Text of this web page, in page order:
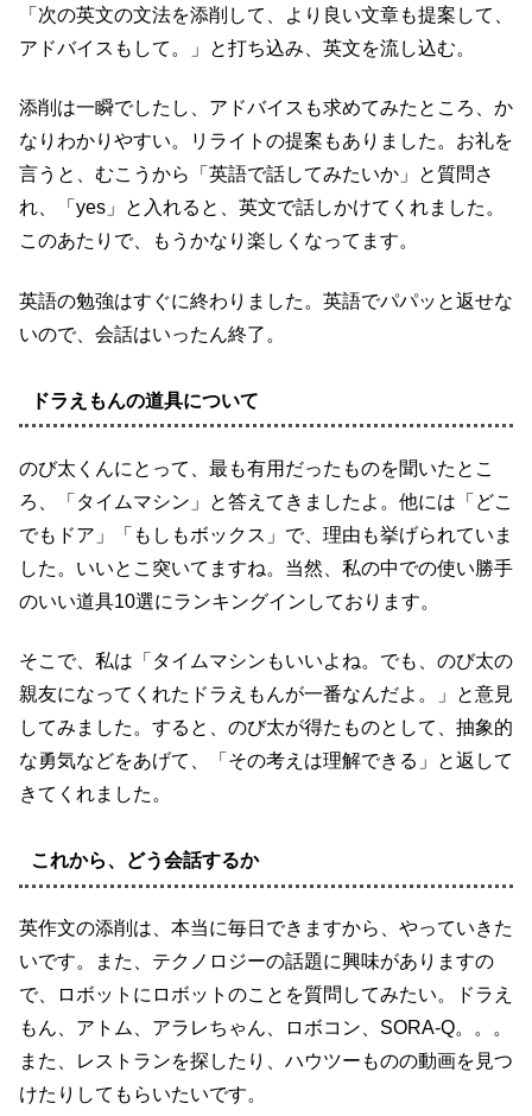
「次の英文の文法を添削して、より良い文章も提案して、
アドバイスもして。」と打ち込み、英文を流し込む。
添削は一瞬でしたし、アドバイスも求めてみたところ、か
なりわかりやすい。リライトの提案もありました。お礼を
言うと、むこうから「英語で話してみたいか」と質問さ
れ、「yes」と入れると、英文で話しかけてくれました。
このあたりで、もうかなり楽しくなってます。
英語の勉強はすぐに終わりました。英語でパパッと返せな
いので、会話はいったん終了。
ドラえもんの道具について
のび太くんにとって、最も有用だったものを聞いたとこ
ろ、「タイムマシン」と答えてきましたよ。他には「どこ
でもドア」「もしもボックス」で、理由も挙げられていま
した。いいとこ突いてますね。当然、私の中での使い勝手
のいい道具10選にランキングインしております。
そこで、私は「タイムマシンもいいよね。でも、のび太の
親友になってくれたドラえもんが一番なんだよ。」と意見
してみました。すると、のび太が得たものとして、抽象的
な勇気などをあげて、「その考えは理解できる」と返して
きてくれました。
これから、どう会話するか
英作文の添削は、本当に毎日できますから、やっていきた
いです。また、テクノロジーの話題に興味がありますの
で、ロボットにロボットのことを質問してみたい。ドラえ
もん、アトム、アラレちゃん、ロボコン、SORA-Q。。。
また、レストランを探したり、ハウツーものの動画を見つ
けたりしてもらいたいです。